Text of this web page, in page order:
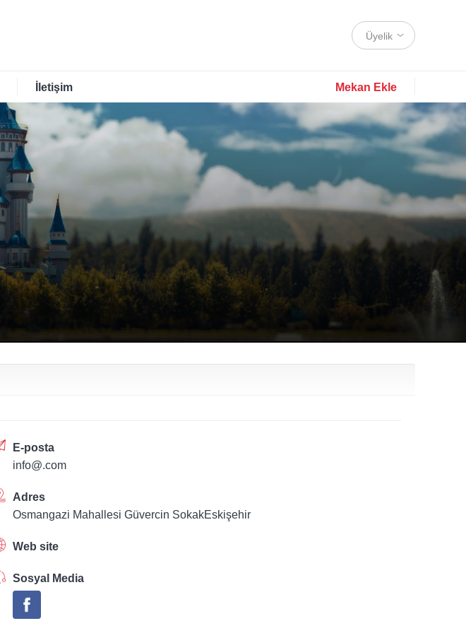
Üyelik
İletişim Mekan Ekle
E-posta
info@.com
Adres
Osmangazi Mahallesi Güvercin SokakEskişehir
Web site
Sosyal Media